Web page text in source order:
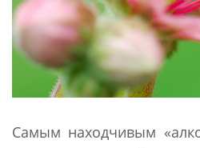
Самым находчивым